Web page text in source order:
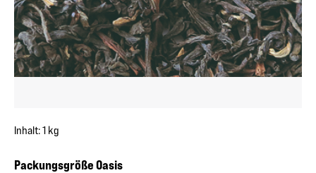
Inhalt:1 kg
Packungsgröße Oasisauswählen